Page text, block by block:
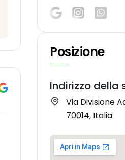
Posizione
Indirizzo della
Via Divisione
70014, Italia